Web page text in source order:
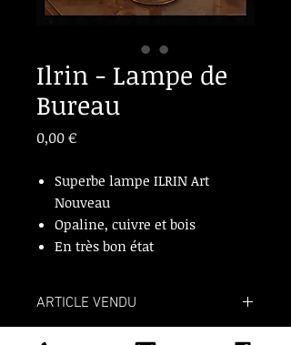
Ilrin - Lampe de
Bureau
0,00 €Prix
Superbe lampe ILRIN Art
Nouveau
Opaline, cuivre et bois
En très bon état
ARTICLE VENDU
ARTICLE VENDU